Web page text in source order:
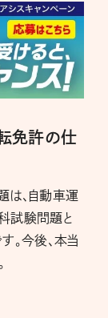
免許の仕
は、自動車運
試験問題と
。今後、本当